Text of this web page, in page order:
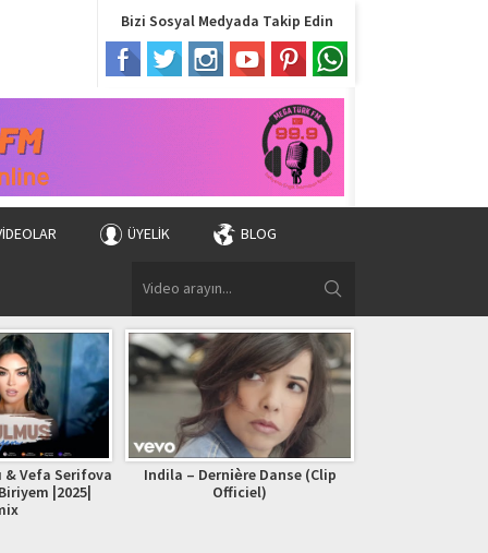
Bizi Sosyal Medyada Takip Edin
ÜYELIK BLOG
& Vefa Serifova
|2025|
Indila – Dernière Danse (Clip
Officiel)